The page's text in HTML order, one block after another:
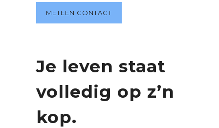
METEEN CONTACT
Je leven staat
volledig op z’n
kop.